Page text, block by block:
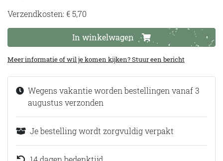
Verzendkosten: € 5,70
In winkelwagen
Meer informatie of wil je komen kijken? Stuur een bericht
Wegens vakantie worden bestellingen vanaf 3
augustus verzonden
Je bestelling wordt zorgvuldig verpakt